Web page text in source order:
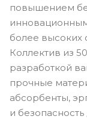
повышением
более высоких
Коллектив из
разработкой
прочные
абсорбенты,
и